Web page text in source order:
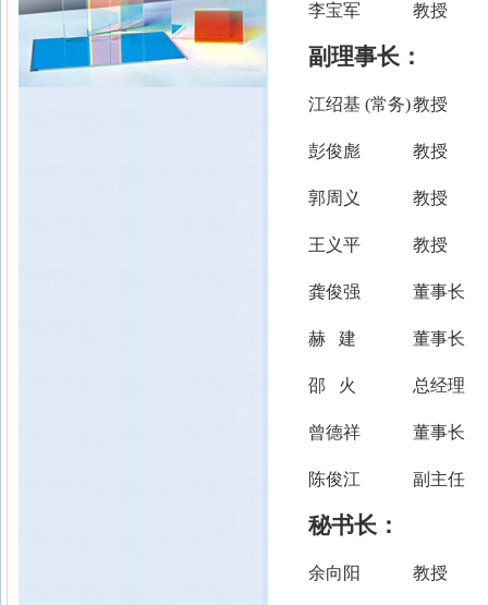
李宝军 教授
副理事长：
江绍基 (常务)教授
彭俊彪 教授
郭周义 教授
王义平 教授
龚俊强 董事长
赫 建 董事长
邵 火 总经理
曾德祥 董事长
陈俊江 副主任
秘书长：
余向阳 教授